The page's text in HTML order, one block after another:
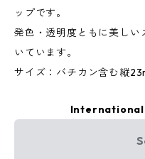
ップです。
発色・透明度ともに美しい
いています。
サイズ：バチカン含む縦